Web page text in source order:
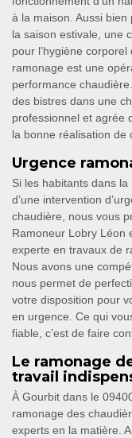
à la maison. Aussi
la saison estivale, une
pour l’hygiène
ramonage est une
performance
des bistres dans une
professionnel et agrée
la bonne réalisation de
Urgence
Si les habitants dans
d’une intervention
chaudière, nous vous
Ramoneur Lobry Léon
experte en travaux de
Nous avons une
nous permet de
votre disposition pour
en urgence. Ce qui
fiable, c’est de faire
Le ramonage
travail
À Gourbit dans le
ramonage des
experts en la matière.